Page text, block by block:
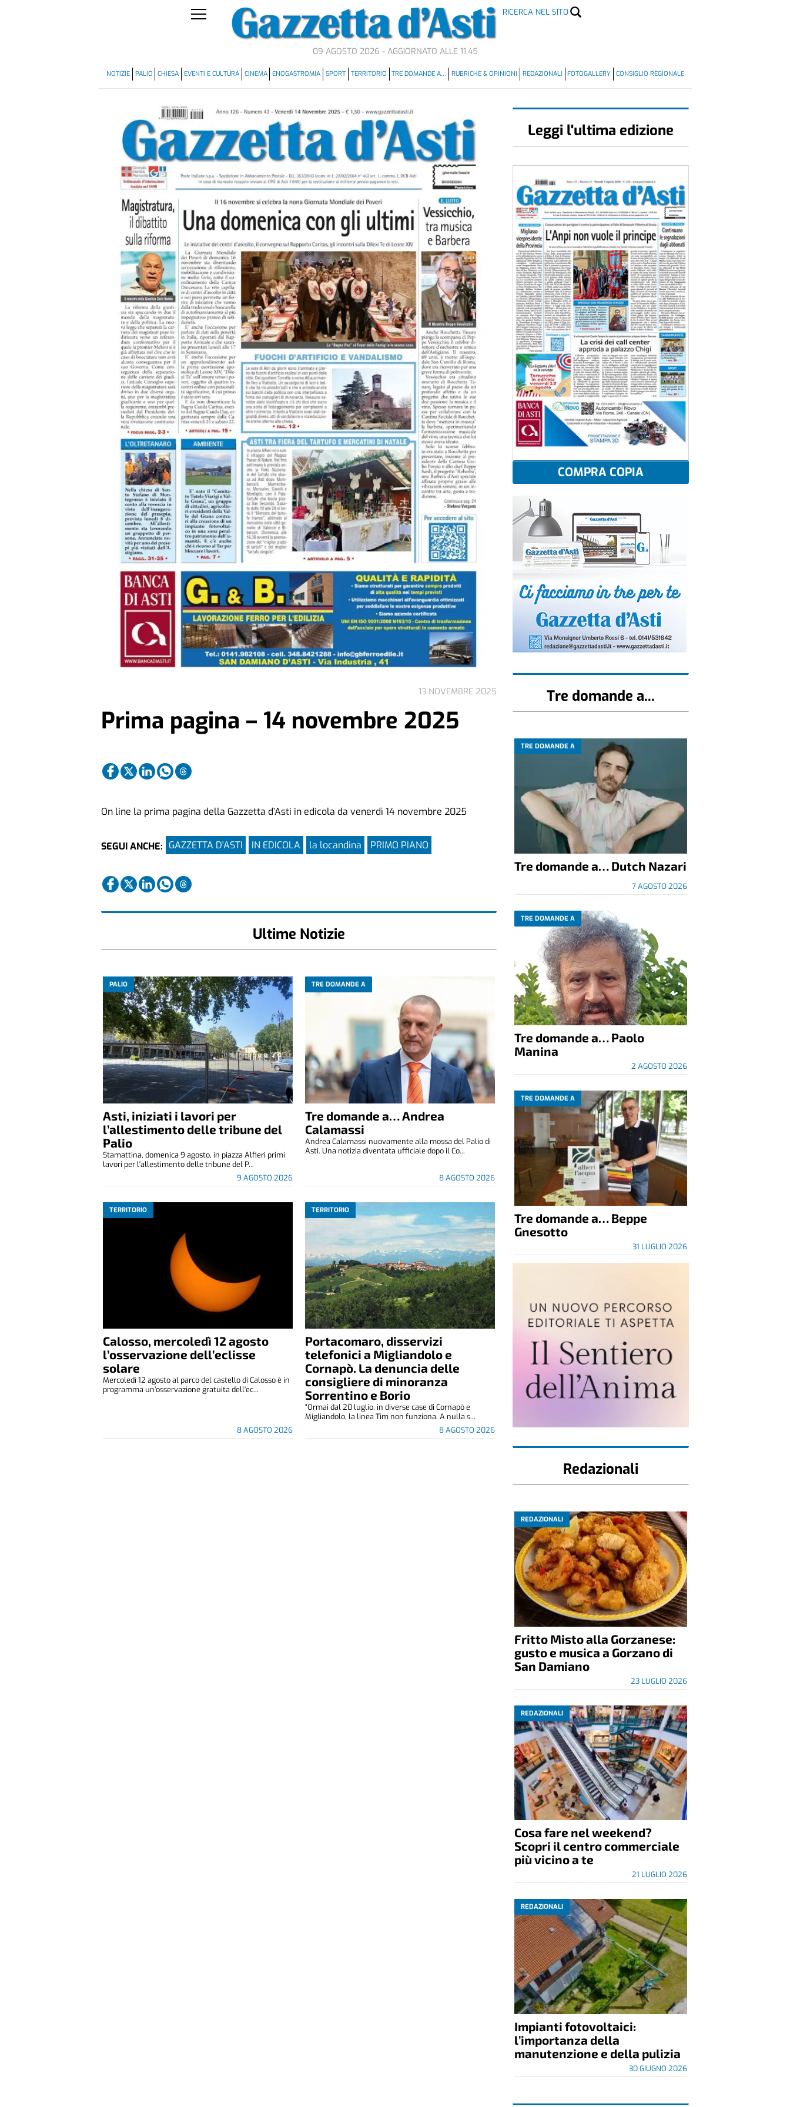
RICERCA NEL SITO
09 AGOSTO 2026 - AGGIORNATO ALLE 11.45
NOTIZIE PALIO CHIESA EVENTI E CULTURA CINEMA ENOGASTROMIA SPORT TERRITORIO TRE DOMANDE A… RUBRICHE & OPINIONI REDAZIONALI FOTOGALLERY CONSIGLIO REGIONALE
13 NOVEMBRE 2025
Prima pagina – 14 novembre 2025
On line la prima pagina della Gazzetta d’Asti in edicola da venerdì 14 novembre 2025
SEGUI ANCHE: GAZZETTA D'ASTI IN EDICOLA la locandina PRIMO PIANO
Ultime Notizie
PALIO
Asti, iniziati i lavori per
l’allestimento delle tribune del
Palio
9 AGOSTO 2026
Stamattina, domenica 9 agosto, in piazza Alfieri primi
lavori per l'allestimento delle tribune del P...
TRE DOMANDE A
Tre domande a… Andrea
Calamassi
8 AGOSTO 2026
Andrea Calamassi nuovamente alla mossa del Palio di
Asti. Una notizia diventata ufficiale dopo il Co...
TERRITORIO
Calosso, mercoledì 12 agosto
l’osservazione dell’eclisse
solare
8 AGOSTO 2026
Mercoledì 12 agosto al parco del castello di Calosso è in
programma un’osservazione gratuita dell'ec...
TERRITORIO
Portacomaro, disservizi
telefonici a Migliandolo e
Cornapò. La denuncia delle
consigliere di minoranza
Sorrentino e Borio
8 AGOSTO 2026
"Ormai dal 20 luglio, in diverse case di Cornapò e
Migliandolo, la linea Tim non funziona. A nulla s...
Leggi l'ultima edizione
COMPRA COPIA
Tre domande a...
TRE DOMANDE A
Tre domande a… Dutch Nazari
7 AGOSTO 2026
TRE DOMANDE A
Tre domande a… Paolo
Manina
2 AGOSTO 2026
TRE DOMANDE A
Tre domande a… Beppe
Gnesotto
31 LUGLIO 2026
Redazionali
REDAZIONALI
Fritto Misto alla Gorzanese:
gusto e musica a Gorzano di
San Damiano
23 LUGLIO 2026
REDAZIONALI
Cosa fare nel weekend?
Scopri il centro commerciale
più vicino a te
21 LUGLIO 2026
REDAZIONALI
Impianti fotovoltaici:
l’importanza della
manutenzione e della pulizia
30 GIUGNO 2026